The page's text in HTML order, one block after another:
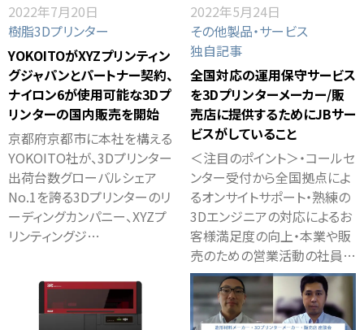
2022年7月20日
樹脂3Dプリンター
YOKOITOがXYZプリンティン
グジャパンとパートナー契約、
ナイロン6が使用可能な3Dプ
リンターの国内販売を開始
京都府京都市に本社を構える
YOKOITO社が、3Dプリンター
出荷台数グローバルシェア
No.1を誇る3Dプリンターのリ
ーディングカンパニー、XYZプ
リンティングジ…
2022年5月24日
その他製品・サービス
独自記事
全国対応の運用保守サービス
を3Dプリンターメーカー/販
売店に提供するためにJBサー
ビスがしていること
＜注目のポイント＞・コールセ
ンター受付から全国拠点によ
るオンサイトサポート・熟練の
3Dエンジニアの対応によるお
客様満足度の向上・本業や販
売のための営業活動の社員…